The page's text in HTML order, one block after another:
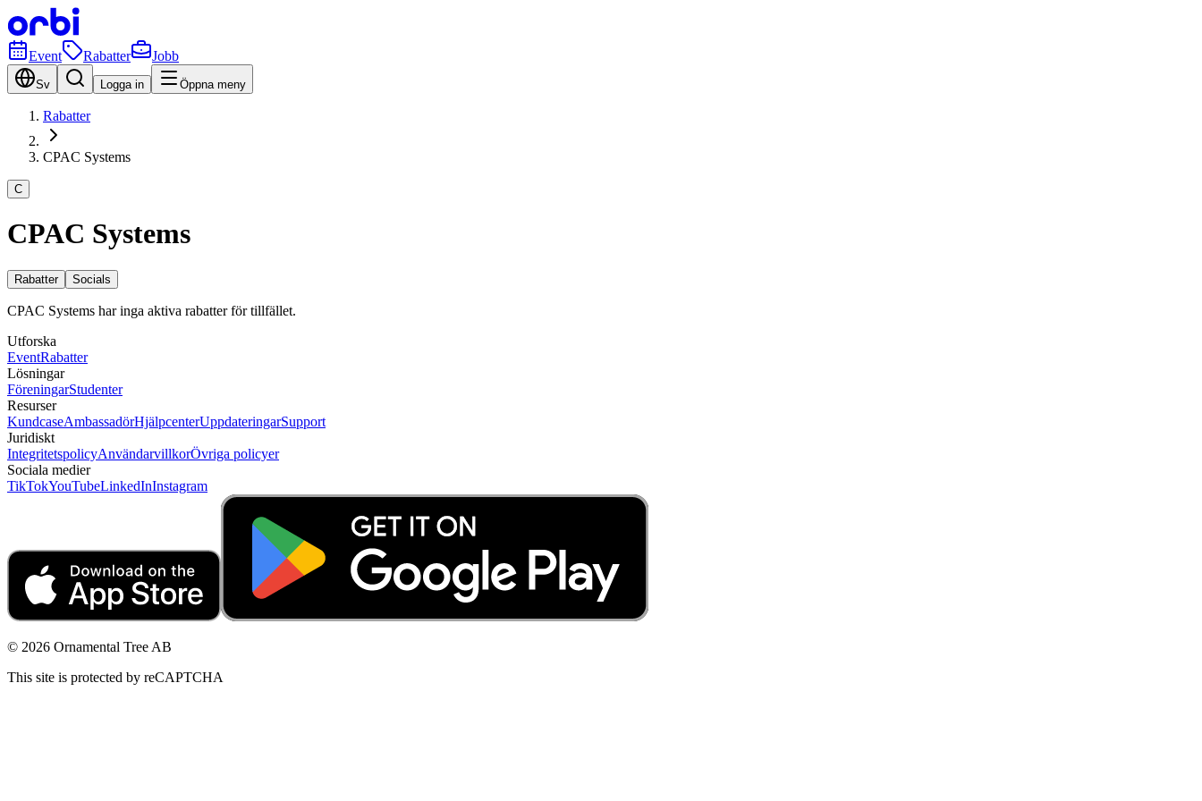
Event Rabatter Jobb
Sv Logga in Öppna meny
Rabatter
CPAC Systems
C
CPAC Systems
Rabatter Socials
CPAC Systems har inga aktiva rabatter för tillfället.
Utforska
EventRabatter
Lösningar
FöreningarStudenter
Resurser
KundcaseAmbassadörHjälpcenterUppdateringarSupport
Juridiskt
IntegritetspolicyAnvändarvillkorÖvriga policyer
Sociala medier
TikTokYouTubeLinkedInInstagram
© 2026 Ornamental Tree AB
This site is protected by reCAPTCHA